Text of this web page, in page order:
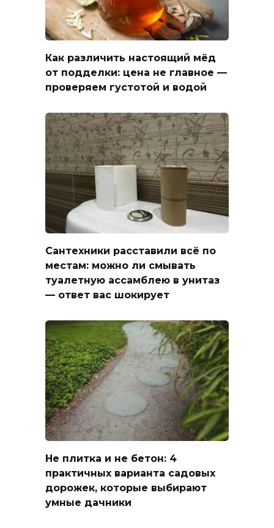
Как различить настоящий мёд
от подделки: цена не главное —
проверяем густотой и водой
Сантехники расставили всё по
местам: можно ли смывать
туалетную ассамблею в унитаз
— ответ вас шокирует
Не плитка и не бетон: 4
практичных варианта садовых
дорожек, которые выбирают
умные дачники